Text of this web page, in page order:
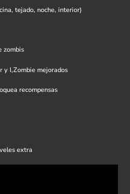
tejado, noche, interior)
zombis
y I,Zombie mejorados
recompensas
extra